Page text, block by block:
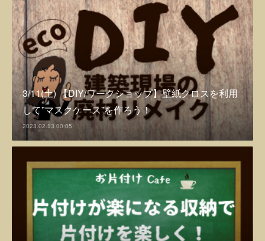
3/11(土) 【DIY/ワークショップ】壁紙クロスを利用
して”マスクケース”を作ろう！
2023.02.13 00:05